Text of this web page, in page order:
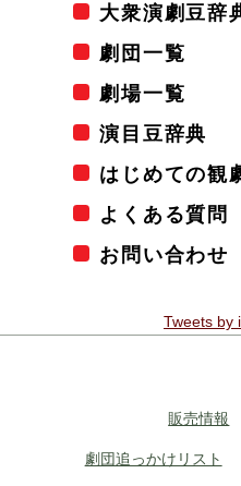
大衆演劇豆辞
劇団一覧
劇場一覧
演目豆辞典
はじめての観
よくある質問
お問い合わせ
Tweets by
販売情報
劇団追っかけリスト